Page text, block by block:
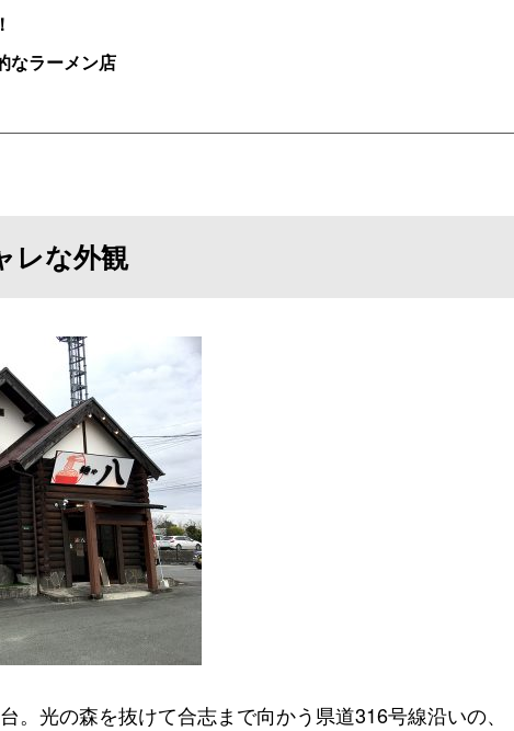
なラーメン店
レな外観
。光の森を抜けて合志まで向かう県道316号線沿いの、